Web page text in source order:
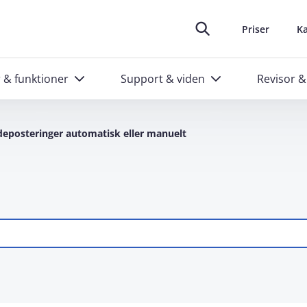
Header top
Priser
& funktioner Support & viden Revisor
automatisk eller manuelt